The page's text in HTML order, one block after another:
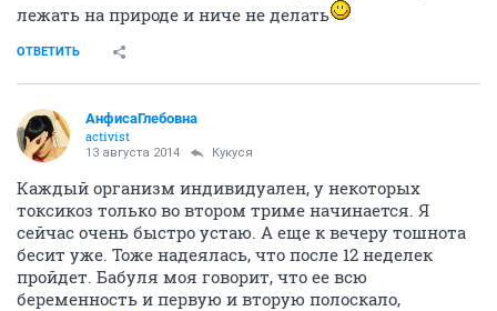
лежать на природе и ниче не делать
ОТВЕТИТЬ
АнфисаГлебовна
activist
13 августа 2014 Кукуся
Каждый организм индивидуален, у некоторых
токсикоз только во втором триме начинается. Я
сейчас очень быстро устаю. А еще к вечеру тошнота
бесит уже. Тоже надеялась, что после 12 неделек
пройдет. Бабуля моя говорит, что ее всю
беременность и первую и вторую полоскало,